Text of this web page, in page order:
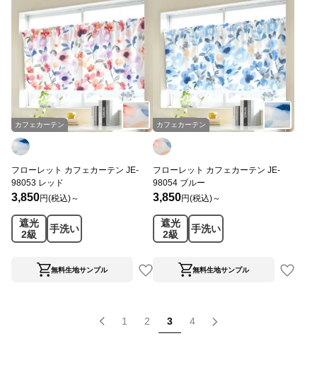
カフェカーテン
フローレット カフェカーテン JE-
98053 レッド
3,850円(税込)～
遮光
2級
手洗い
無料生地サンプル
カフェカーテン
フローレット カフェカーテン JE-
98054 ブルー
3,850円(税込)～
遮光
2級
手洗い
無料生地サンプル
1 2 3 4